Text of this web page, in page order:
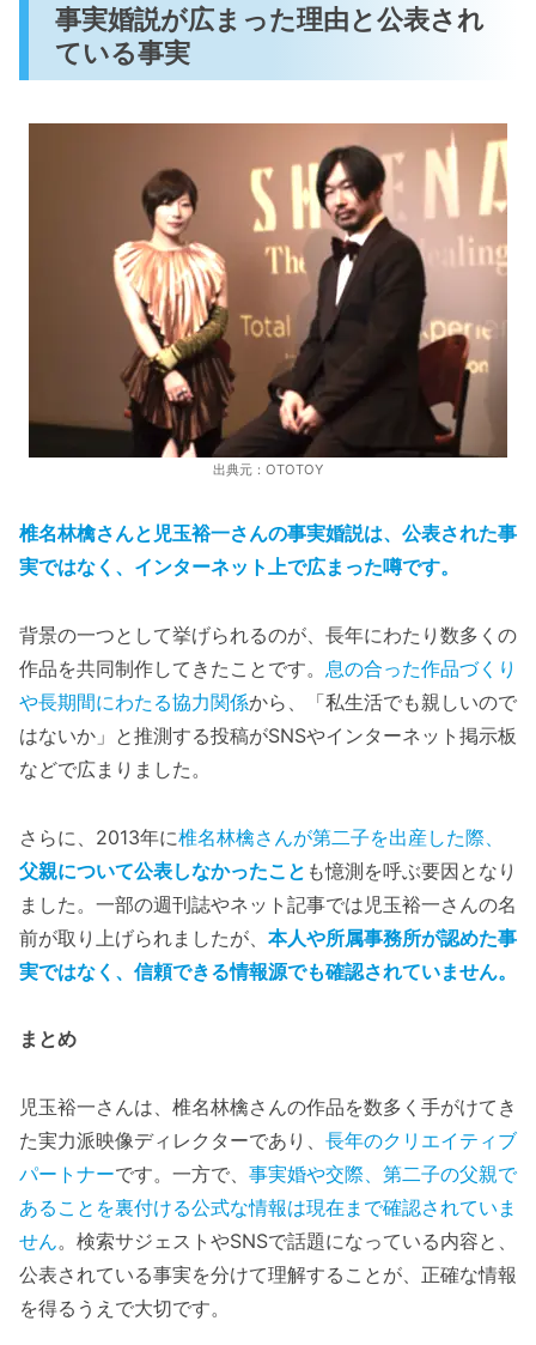
事実婚説が広まった理由と公表され
ている事実
出典元：OTOTOY
椎名林檎さんと児玉裕一さんの事実婚説は、公表された事
実ではなく、インターネット上で広まった噂です。
背景の一つとして挙げられるのが、長年にわたり数多くの
作品を共同制作してきたことです。 息の合った作品づくり
や長期間にわたる協力関係から、「私生活でも親しいので
はないか」と推測する投稿がSNSやインターネット掲示板
などで広まりました。
さらに、2013年に椎名林檎さんが第二子を出産した際、
父親について公表しなかったこと も憶測を呼ぶ要因となり
ました。一部の週刊誌やネット記事では児玉裕一さんの名
前が取り上げられましたが、 本人や所属事務所が認めた事
実ではなく、信頼できる情報源でも確認されていません。
まとめ
児玉裕一さんは、椎名林檎さんの作品を数多く手がけてき
た実力派映像ディレクターであり、 長年のクリエイティブ
パートナーです。一方で、 事実婚や交際、第二子の父親で
あることを裏付ける公式な情報は現在まで確認されていま
せん。検索サジェストやSNSで話題になっている内容と、
公表されている事実を分けて理解することが、正確な情報
を得るうえで大切です。